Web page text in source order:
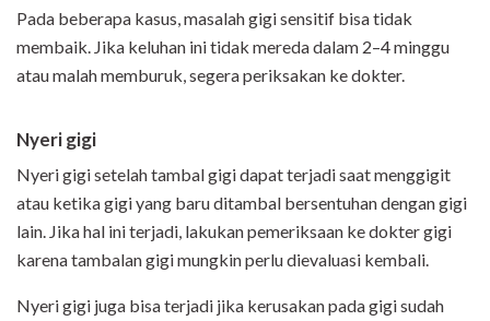
Pada beberapa kasus, masalah gigi sensitif bisa tidak
membaik. Jika keluhan ini tidak mereda dalam 2–4 minggu
atau malah memburuk, segera periksakan ke dokter.
Nyeri gigi
Nyeri gigi setelah tambal gigi dapat terjadi saat menggigit
atau ketika gigi yang baru ditambal bersentuhan dengan gigi
lain. Jika hal ini terjadi, lakukan pemeriksaan ke dokter gigi
karena tambalan gigi mungkin perlu dievaluasi kembali.
Nyeri gigi juga bisa terjadi jika kerusakan pada gigi sudah